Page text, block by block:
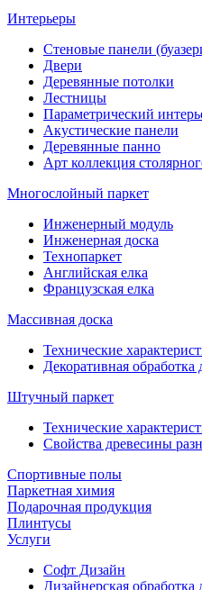
Интерьеры
Стеновые панели
Двери
Деревянные потолки
Лестницы
Параметрический
Акустические панели
Деревянные панно
Арт коллекция
Многослойный паркет
Инженерный модуль
Инженерная доска
Технопаркет
Английская елка
Французская елка
Массивная доска
Технические
Декоративная обработка
Штучный паркет
Технические
Свойства древесины
Спортивные полы
Паркетная химия
Подарочная продукция
Плинтусы
Услуги
Софт Дизайн
Дизайнерская обработка